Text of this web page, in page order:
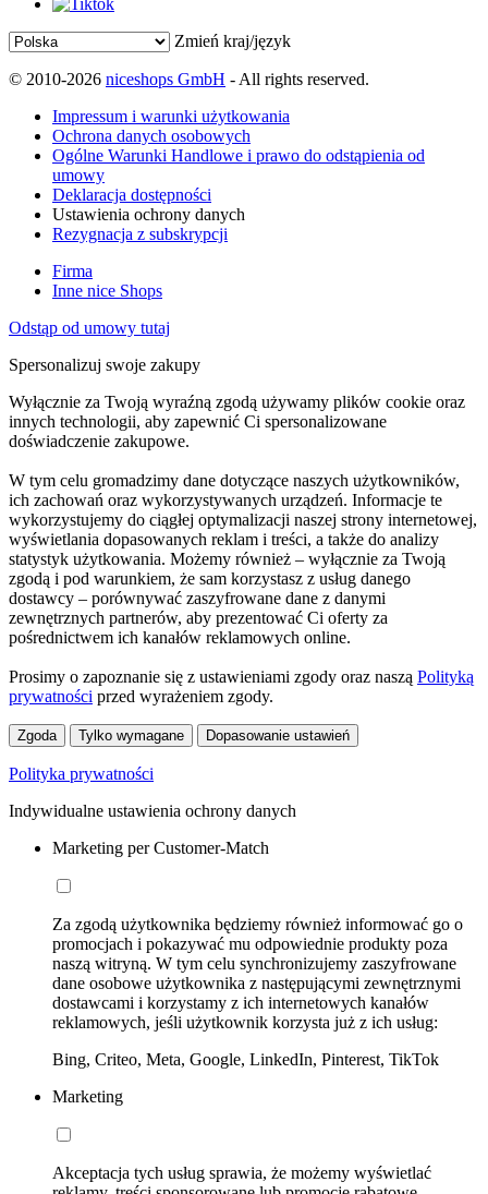
Zmień kraj/język
© 2010-2026 niceshops GmbH - All rights reserved.
Impressum i warunki użytkowania
Ochrona danych osobowych
Ogólne Warunki Handlowe i prawo do odstąpienia od
umowy
Deklaracja dostępności
Ustawienia ochrony danych
Rezygnacja z subskrypcji
Firma
Inne nice Shops
Odstąp od umowy tutaj
Spersonalizuj swoje zakupy
Wyłącznie za Twoją wyraźną zgodą używamy plików cookie oraz
innych technologii, aby zapewnić Ci spersonalizowane
doświadczenie zakupowe.
W tym celu gromadzimy dane dotyczące naszych użytkowników,
ich zachowań oraz wykorzystywanych urządzeń. Informacje te
wykorzystujemy do ciągłej optymalizacji naszej strony internetowej,
wyświetlania dopasowanych reklam i treści, a także do analizy
statystyk użytkowania. Możemy również – wyłącznie za Twoją
zgodą i pod warunkiem, że sam korzystasz z usług danego
dostawcy – porównywać zaszyfrowane dane z danymi
zewnętrznych partnerów, aby prezentować Ci oferty za
pośrednictwem ich kanałów reklamowych online.
Prosimy o zapoznanie się z ustawieniami zgody oraz naszą Polityką
prywatności przed wyrażeniem zgody.
Zgoda Tylko wymagane Dopasowanie ustawień
Polityka prywatności
Indywidualne ustawienia ochrony danych
Marketing per Customer-Match
Za zgodą użytkownika będziemy również informować go o
promocjach i pokazywać mu odpowiednie produkty poza
naszą witryną. W tym celu synchronizujemy zaszyfrowane
dane osobowe użytkownika z następującymi zewnętrznymi
dostawcami i korzystamy z ich internetowych kanałów
reklamowych, jeśli użytkownik korzysta już z ich usług:
Bing, Criteo, Meta, Google, LinkedIn, Pinterest, TikTok
Marketing
Akceptacja tych usług sprawia, że możemy wyświetlać